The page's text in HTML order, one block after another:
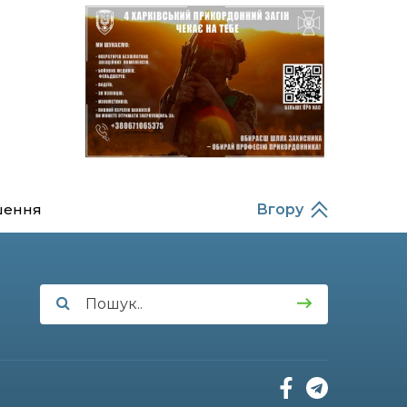
14:37
21 лип
Захищав кордон до
останнього подиху:
пам’яті полеглого
прикордонника
Олександра Кичаня
(ВІДЕО)
11:28
Від штанги до «крил»: як
спорт і характер
перемогу на Донеччині
Вгору